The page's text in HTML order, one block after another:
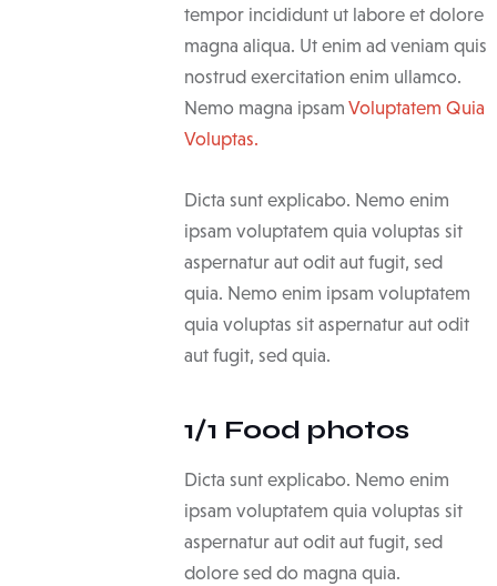
tempor incididunt ut labore et dolore
magna aliqua. Ut enim ad veniam quis
nostrud exercitation enim ullamco.
Nemo magna ipsam Voluptatem Quia
Voluptas.
Dicta sunt explicabo. Nemo enim
ipsam voluptatem quia voluptas sit
aspernatur aut odit aut fugit, sed
quia. Nemo enim ipsam voluptatem
quia voluptas sit aspernatur aut odit
aut fugit, sed quia.
1/1 Food photos
Dicta sunt explicabo. Nemo enim
ipsam voluptatem quia voluptas sit
aspernatur aut odit aut fugit, sed
dolore sed do magna quia.